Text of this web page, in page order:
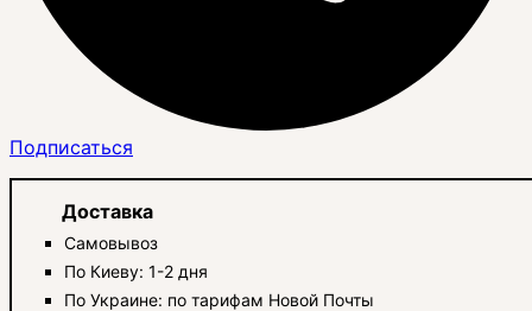
Подписаться
Доставка
Самовывоз
По Киеву: 1-2 дня
По Украине: по тарифам Новой Почты